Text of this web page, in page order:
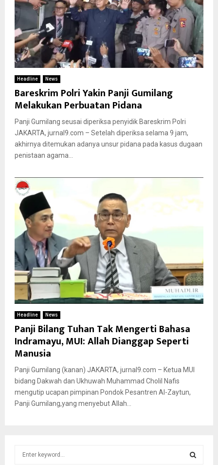
Headline News
Bareskrim Polri Yakin Panji Gumilang
Melakukan Perbuatan Pidana
Panji Gumilang seusai diperiksa penyidik Bareskrim Polri
JAKARTA, jurnal9.com – Setelah diperiksa selama 9 jam,
akhirnya ditemukan adanya unsur pidana pada kasus dugaan
penistaan agama...
Headline News
Panji Bilang Tuhan Tak Mengerti Bahasa
Indramayu, MUI: Allah Dianggap Seperti
Manusia
Panji Gumilang (kanan) JAKARTA, jurnal9.com – Ketua MUI
bidang Dakwah dan Ukhuwah Muhammad Cholil Nafis
mengutip ucapan pimpinan Pondok Pesantren Al-Zaytun,
Panji Gumilang,yang menyebut Allah...